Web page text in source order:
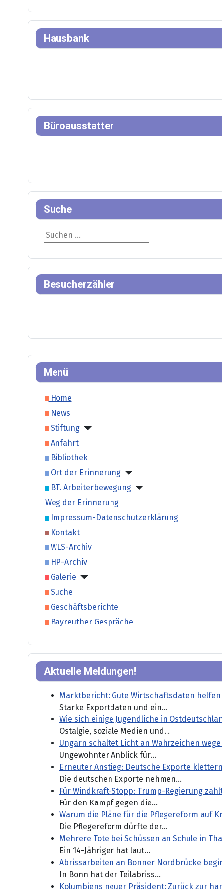
Menü
Home
News
Stiftung
Anfahrt
Bibliothek
Ort der Erinnerung
BT. Arbeiterbewegung
Weg der Erinnerung
Impressum-Datenschutzerklärung
Kontakt
WLS-Archiv
HP-Archiv
Galerie
Suche
Geschäftsberichte
Bayreuther Gespräche
Aktuelle Meldungen!
Marktbericht: Gute Wirtschaftsdaten helfen
Starke Exportdaten und ein...
Wie sich einige Jugendliche in
Ostalgie, soziale Medien und...
Ungarn schaltet Licht an Wahrzeichen
Ungewohnter Anblick für...
Erneuter Anstieg: Deutsche Exporte
Die deutschen Exporte nehmen...
Für Windkraft-Stopp: Trump-Regierung
Für den Kampf gegen die...
Warum die Pläne für die Pflegereform auf
Die Pflegereform dürfte der...
Mehrere Tote bei Schüssen an Schule in
Ein 14-Jähriger hat laut...
Abrissarbeiten an Bonner Nordbrücke
In Bonn hat der Teilabriss...
Kolumbiens neuer Präsident: Zurück zur
Hausbank
Büroausstatter
Suche
Suche
Besucherzähler